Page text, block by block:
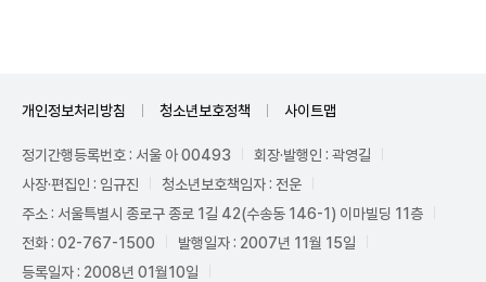
개인정보처리방침 청소년보호정책 사이트맵
정기간행등록번호 : 서울 아 00493
회장·발행인 : 곽영길
사장·편집인 : 임규진
청소년보호책임자 : 전운
주소 : 서울특별시 종로구 종로 1길 42(수송동 146-1) 이마빌딩 11층
전화 : 02-767-1500
발행일자 : 2007년 11월 15일
등록일자 : 2008년 01월10일